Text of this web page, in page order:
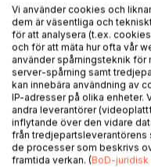
i nästan 10 år. Alltsedan
skrivande och nu har
har publicerat flera
föreläsningar i Österrike
Vid ett stort litterärt
han den vackra
Mellan de två uppstår
mycket problematiskt
barn. Ändå upprätthåller
Vi använder cookies och
dem är väsentliga och
för att analysera (t.ex.
och för att mäta hur ofta vår
använder spårningsteknik för
server-spårning samt
kan innebära användning av
IP-adresser på olika enheter.
andra leverantörer
inflytande över den vidare
från tredjepartsleverantörens
de processer som beskrivs
framtida verkan. (BoD-